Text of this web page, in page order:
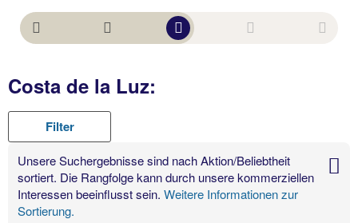
Costa de la Luz:
Filter
Unsere Suchergebnisse sind nach Aktion/Beliebtheit
sortiert. Die Rangfolge kann durch unsere kommerziellen
Interessen beeinflusst sein. Weitere Informationen zur
Sortierung.